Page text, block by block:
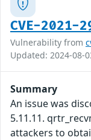
CVE-2021-
Vulnerability from
Updated: 2024-08-
Summary
An issue was
5.11.11.
attackers to